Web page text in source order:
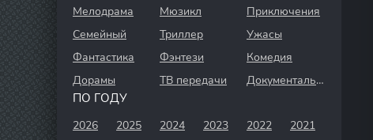
Мелодрама
Мюзикл
Приключения
Семейный
Триллер
Ужасы
Фантастика
Фэнтези
Комедия
Дорамы
ТВ передачи Документальный
ПО ГОДУ
2026 2025 2024 2023 2022
2021